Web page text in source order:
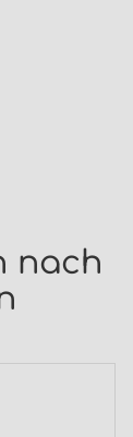
nach